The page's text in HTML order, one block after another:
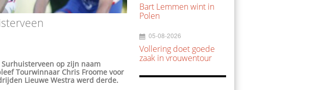
op zijn naam
Tourwinnaar Chris Froome voor
Lieuwe Westra werd derde.
Bart Lemmen wint in
Polen
05-08-2026
Vollering doet goede
zaak in vrouwentour